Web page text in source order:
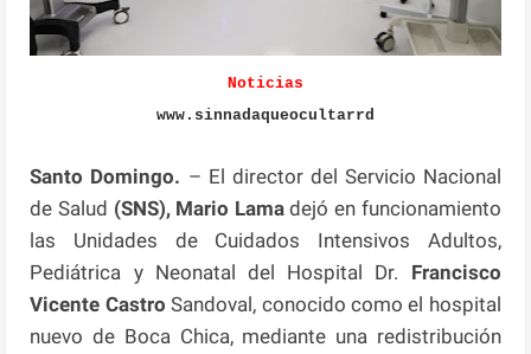
Noticias
www.sinnadaqueocultarrd
Santo Domingo. – El director del Servicio Nacional
de Salud (SNS), Mario Lamadejó en funcionamiento
las Unidades de Cuidados Intensivos Adultos,
Pediátrica y Neonatal del Hospital Dr. Francisco
Vicente Castro Sandoval, conocido como el hospital
nuevo de Boca Chica, mediante una redistribución